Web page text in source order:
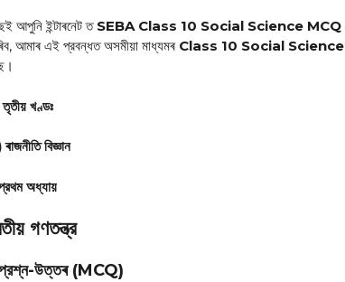
আপুনি ইন্টাৰনেট ত SEBA Class 10 Social Science MCQ
আমাৰ এই প্রবন্ধত অসমীয়া মাধ্যমৰ Class 10 Social Science
তৃতীয় খণ্ডঃ
বিজ্ঞান
অধ্যায়
গণতন্ত্র
প্রশ্ন-উত্তৰ (MCQ)